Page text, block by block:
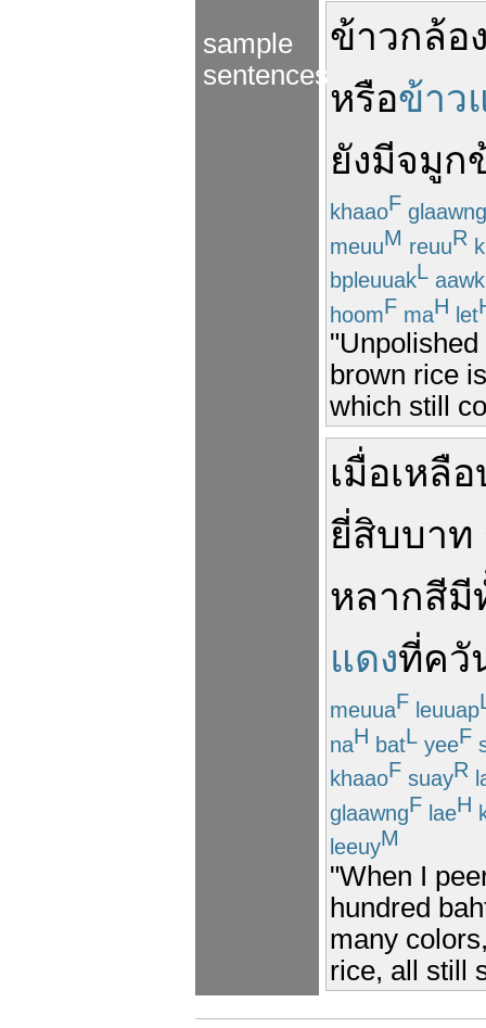
sample
sentences
ข้าวกล้อ
หรือข้าว
ยังมีจมูก
khaaoF glaawng
meuuM reuuR
bpleuuakL aawk
hoomF maH let
brown rice
which still
เมื่อเหลื
ยี่สิบบาท
หลากสีมี
แดงที่ควั
meuuaF leuuap
naH batL yeeF
khaaoF suayR
glaawngF laeH
leeuyM
"When I
hundred
many
rice, all still